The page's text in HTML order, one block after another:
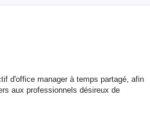
d'office manager à temps partagé, afin
aux professionnels désireux de